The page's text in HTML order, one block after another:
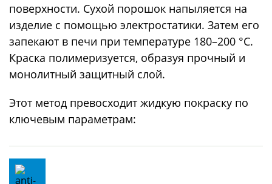
поверхности. Сухой порошок напыляется на
изделие с помощью электростатики. Затем его
запекают в печи при температуре 180–200 °C.
Краска полимеризуется, образуя прочный и
монолитный защитный слой.
Этот метод превосходит жидкую покраску по
ключевым параметрам: